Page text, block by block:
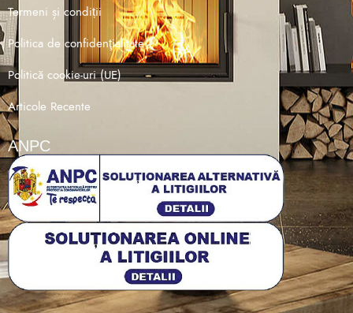
Termeni și condiții
Politica de confidenţialitate
Politică cookie-uri (UE)
Articole Recente
ANPC